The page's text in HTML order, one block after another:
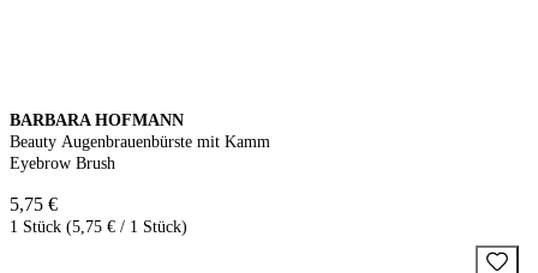
BARBARA HOFMANN
Beauty Augenbrauenbürste mit Kamm
Eyebrow Brush
5,75 €
1 Stück (5,75 € / 1 Stück)